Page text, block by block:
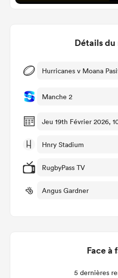
Détails
Hurricanes v Moana
Manche 2
Jeu 19th Février 2026,
Hnry Stadium
RugbyPass TV
Angus Gardner
Face à
5 dernières